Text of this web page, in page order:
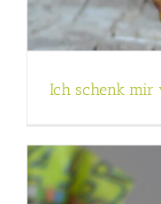
Ich schenk mir